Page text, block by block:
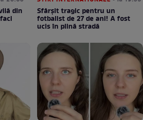
din Sfârșit tragic pentru un
fotbalist de 27 de ani! A fost
ucis în plină stradă